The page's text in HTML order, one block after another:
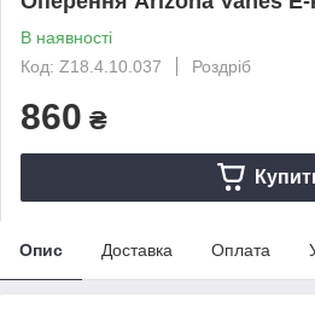
В наявності
Код: Z18.4.10.037
Роздріб
860 ₴
Опис Доставка Оплата